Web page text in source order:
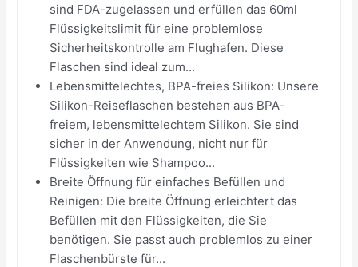
sind FDA-zugelassen und erfüllen das 60ml
Flüssigkeitslimit für eine problemlose
Sicherheitskontrolle am Flughafen. Diese
Flaschen sind ideal zum...
Lebensmittelechtes, BPA-freies Silikon: Unsere
Silikon-Reiseflaschen bestehen aus BPA-
freiem, lebensmittelechtem Silikon. Sie sind
sicher in der Anwendung, nicht nur für
Flüssigkeiten wie Shampoo...
Breite Öffnung für einfaches Befüllen und
Reinigen: Die breite Öffnung erleichtert das
Befüllen mit den Flüssigkeiten, die Sie
benötigen. Sie passt auch problemlos zu einer
Flaschenbürste für...